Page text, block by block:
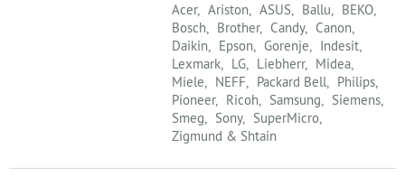
Acer Ariston ASUS Ballu
BEKO
Bosch
Brother Candy
Canon
Daikin
Epson Gorenje
Indesit
Lexmark
LG Liebherr
Midea
Miele
NEFF Packard Bell
Philips
Pioneer
Ricoh Samsung
Siemens
Smeg
Sony
SuperMicro
Zigmund & Shtain